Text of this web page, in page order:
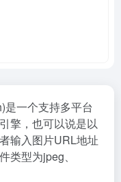
是一个支持多平台
擎，也可以说是以
输入图片URL地址
类型为jpeg、